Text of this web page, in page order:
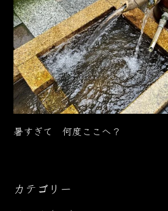
暑すぎて 何度ここへ？
カテゴリー